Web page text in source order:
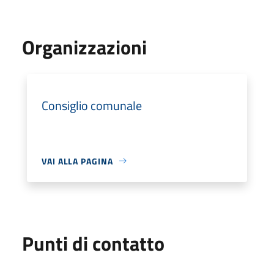
Organizzazioni
Consiglio comunale
VAI ALLA PAGINA
Punti di contatto